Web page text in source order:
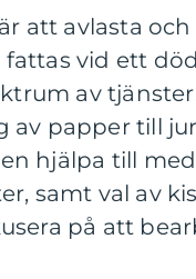
att avlasta
vid ett
av
papper till
hjälpa till
samt val av
på att